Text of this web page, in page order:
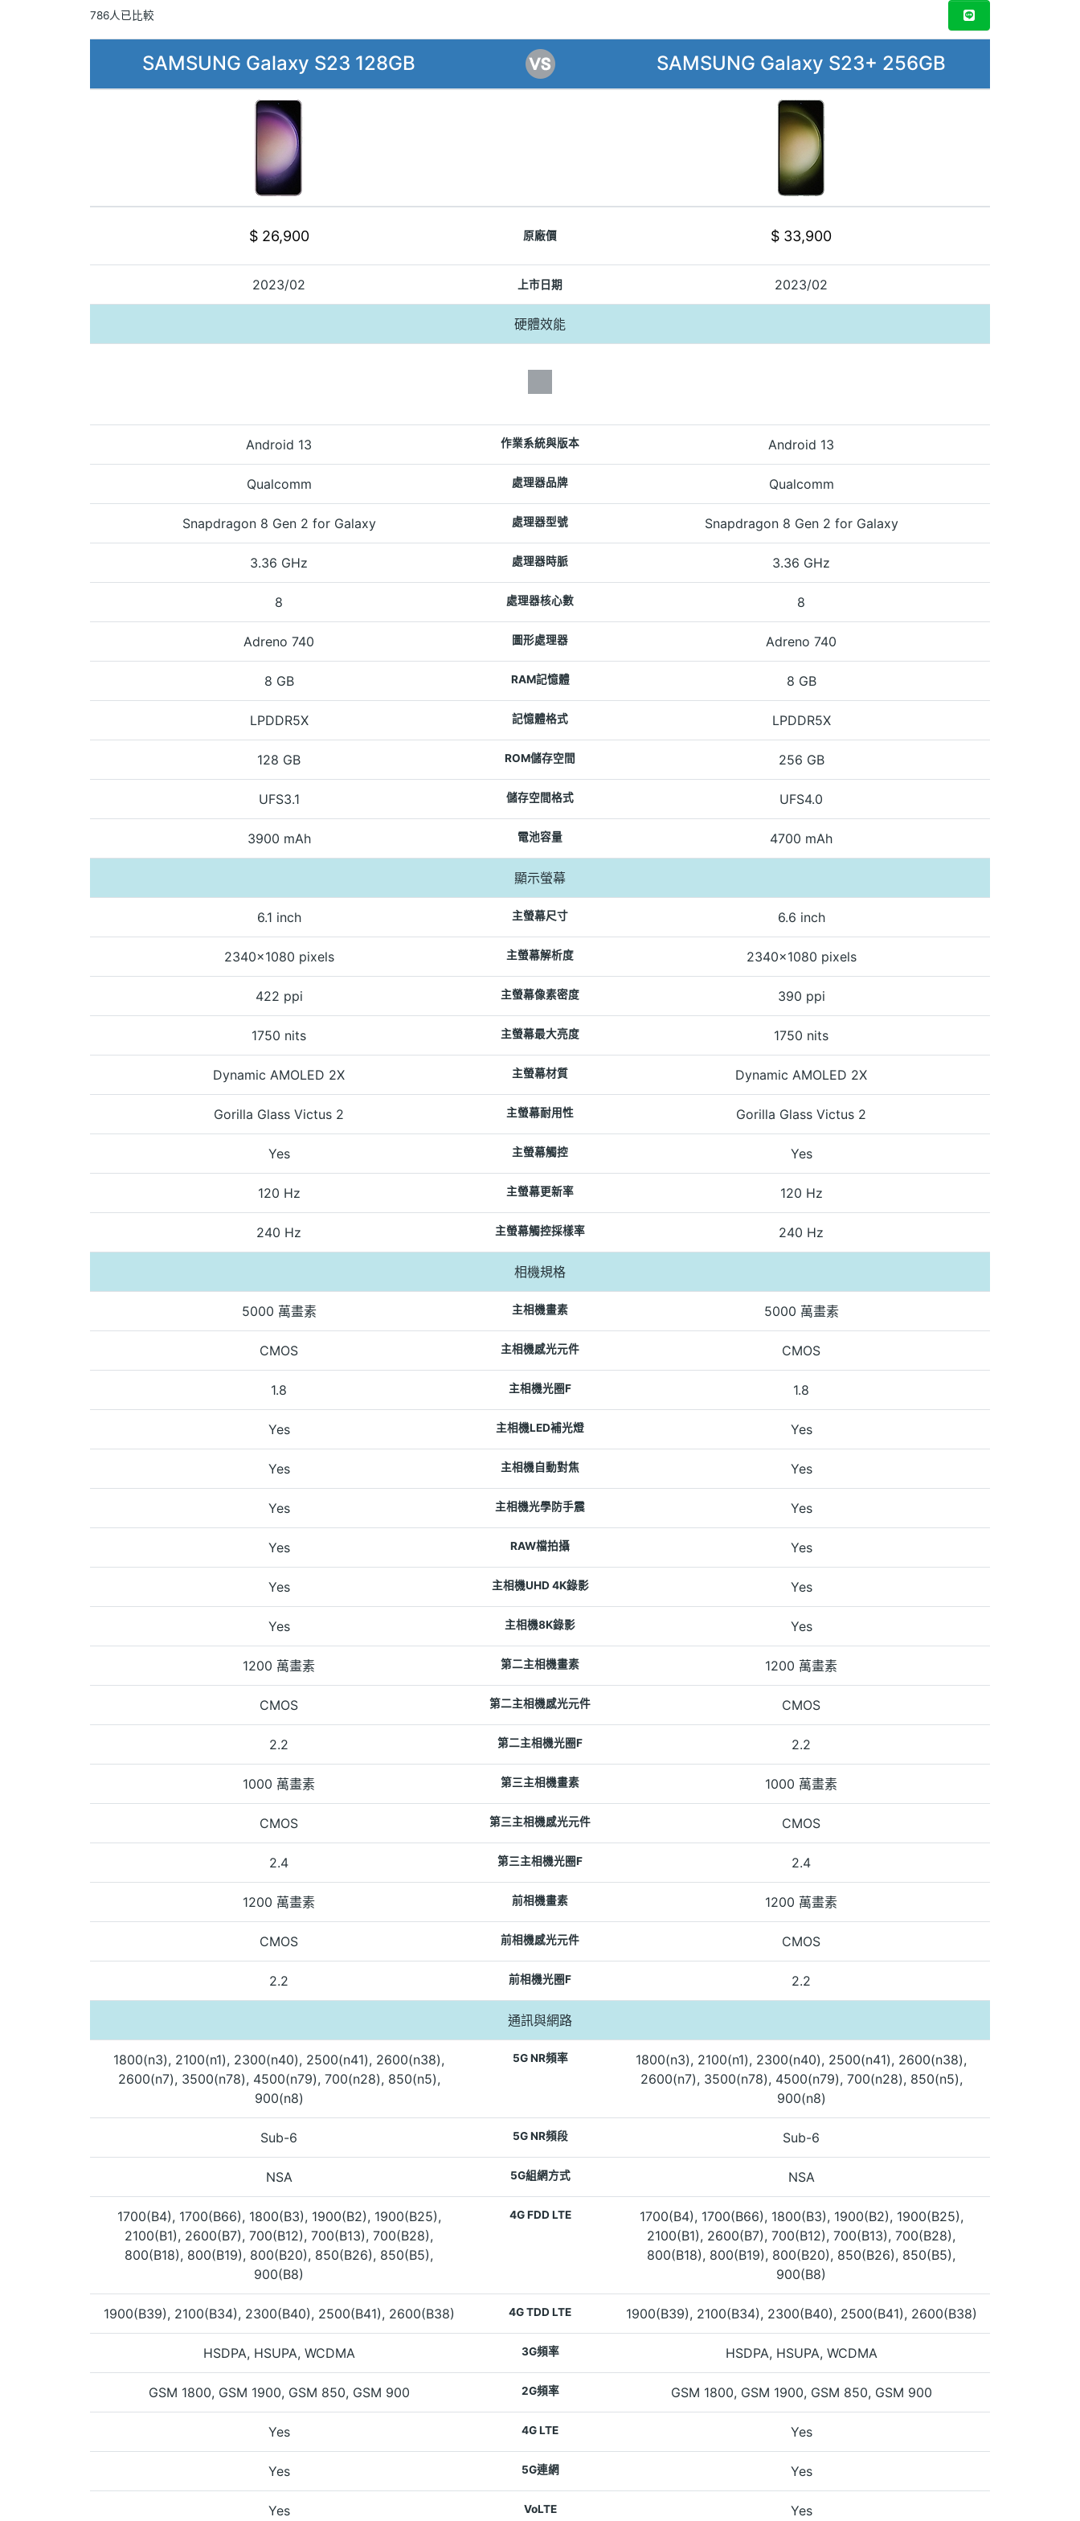
786人已比較
SAMSUNG Galaxy S23 128GB SAMSUNG Galaxy S23+ 256GB
$ 26,900 原廠價 $ 33,900
2023/02 上市日期 2023/02
硬體效能
Android 13 作業系統與版本 Android 13
Qualcomm 處理器品牌 Qualcomm
Snapdragon 8 Gen 2 for Galaxy 處理器型號 Snapdragon 8 Gen 2 for Galaxy
3.36 GHz 處理器時脈 3.36 GHz
8 處理器核心數 8
Adreno 740 圖形處理器 Adreno 740
8 GB RAM記憶體 8 GB
LPDDR5X 記憶體格式 LPDDR5X
128 GB ROM儲存空間 256 GB
UFS3.1 儲存空間格式 UFS4.0
3900 mAh 電池容量 4700 mAh
顯示螢幕
6.1 inch 主螢幕尺寸 6.6 inch
2340x1080 pixels 主螢幕解析度 2340x1080 pixels
422 ppi 主螢幕像素密度 390 ppi
1750 nits 主螢幕最大亮度 1750 nits
Dynamic AMOLED 2X 主螢幕材質 Dynamic AMOLED 2X
Gorilla Glass Victus 2 主螢幕耐用性 Gorilla Glass Victus 2
Yes 主螢幕觸控 Yes
120 Hz 主螢幕更新率 120 Hz
240 Hz 主螢幕觸控採樣率 240 Hz
相機規格
5000 萬畫素 主相機畫素 5000 萬畫素
CMOS 主相機感光元件 CMOS
1.8 主相機光圈F 1.8
Yes 主相機LED補光燈 Yes
Yes 主相機自動對焦 Yes
Yes 主相機光學防手震 Yes
Yes RAW檔拍攝 Yes
Yes 主相機UHD 4K錄影 Yes
Yes 主相機8K錄影 Yes
1200 萬畫素 第二主相機畫素 1200 萬畫素
CMOS 第二主相機感光元件 CMOS
2.2 第二主相機光圈F 2.2
1000 萬畫素 第三主相機畫素 1000 萬畫素
CMOS 第三主相機感光元件 CMOS
2.4 第三主相機光圈F 2.4
1200 萬畫素 前相機畫素 1200 萬畫素
CMOS 前相機感光元件 CMOS
2.2 前相機光圈F 2.2
通訊與網路
1800(n3), 2100(n1), 2300(n40), 2500(n41), 2600(n38),
2600(n7), 3500(n78), 4500(n79), 700(n28), 850(n5),
900(n8)
5G NR頻率
1800(n3), 2100(n1), 2300(n40), 2500(n41), 2600(n38),
2600(n7), 3500(n78), 4500(n79), 700(n28), 850(n5),
900(n8)
Sub-6 5G NR頻段 Sub-6
NSA 5G組網方式 NSA
1700(B4), 1700(B66), 1800(B3), 1900(B2), 1900(B25),
2100(B1), 2600(B7), 700(B12), 700(B13), 700(B28),
800(B18), 800(B19), 800(B20), 850(B26), 850(B5),
900(B8)
4G FDD LTE
1700(B4), 1700(B66), 1800(B3), 1900(B2), 1900(B25),
2100(B1), 2600(B7), 700(B12), 700(B13), 700(B28),
800(B18), 800(B19), 800(B20), 850(B26), 850(B5),
900(B8)
1900(B39), 2100(B34), 2300(B40), 2500(B41), 2600(B38) 4G TDD LTE 1900(B39), 2100(B34), 2300(B40), 2500(B41), 2600(B38)
HSDPA, HSUPA, WCDMA 3G頻率 HSDPA, HSUPA, WCDMA
GSM 1800, GSM 1900, GSM 850, GSM 900 2G頻率 GSM 1800, GSM 1900, GSM 850, GSM 900
Yes 4G LTE Yes
Yes 5G連網 Yes
Yes VoLTE Yes